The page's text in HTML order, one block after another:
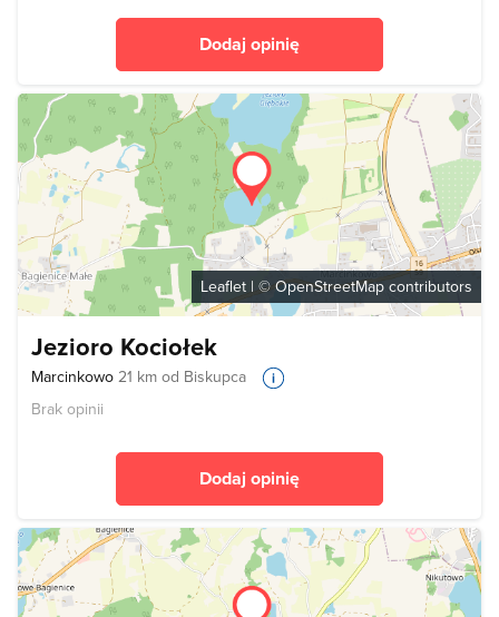
Dodaj opinię
Leaflet | © OpenStreetMap contributors
Jezioro Kociołek
Marcinkowo 21 km od Biskupca
Brak opinii
Dodaj opinię